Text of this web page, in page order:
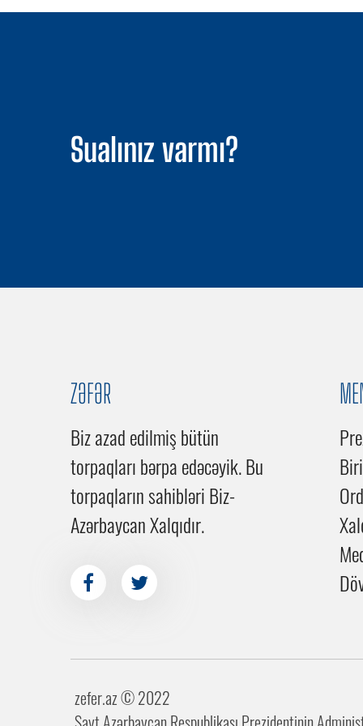
Sualınız varmı?
ZƏFƏR
Biz azad edilmiş bütün
torpaqları bərpa edəcəyik. Bu
torpaqların sahibləri Biz-
Azərbaycan Xalqıdır.
zefer.az ©️ 2022